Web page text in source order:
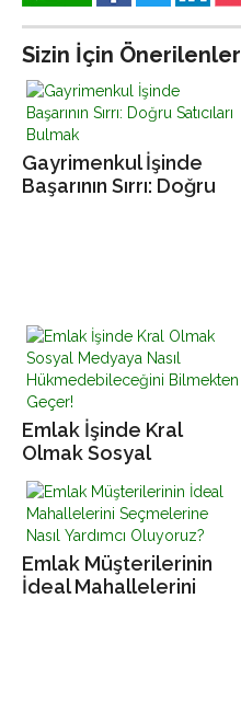
Sizin İçin Önerilenler
Gayrimenkul İşinde
Başarının Sırrı: Doğru
Emlak İşinde Kral
Olmak Sosyal
Medyaya Nasıl
Hükmedebileceğini
Bilmekten Geçer!
Emlak Müşterilerinin
İdeal Mahallelerini